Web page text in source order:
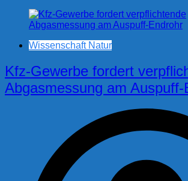
Wissenschaft Natur
Kfz-Gewerbe fordert
Abgasmessung am Auspuff-